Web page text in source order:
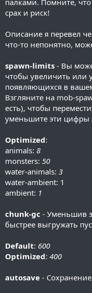
палками. Помните,
срах и риск!
Описание я перевел
что-то непонятно,
spawn-limits - Вы
чтобы увеличить или
появляющихся в
Взгляните на mob-
есть), чтобы
уменьшите эти цифры
Optimized:
animals: 8
monsters: 50
water-animals: 3
water-ambient: 1
ambient: 1
chunk-gc - Уменьшив
быстрее выгружать
Default: 600
Optimized: 400
autosave -